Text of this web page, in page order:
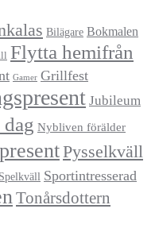
Bilägare Bokmalen
Flytta hemifrån
Gamer Grillfest
Jubileum
Nybliven förälder
Pysselkväll
Spelkväll Sportintresserad
Tonårsdottern